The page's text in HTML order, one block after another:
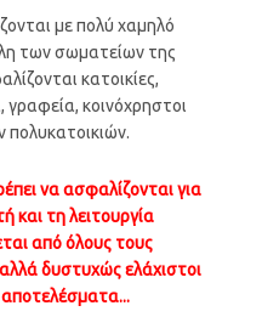
με πολύ χαμηλό
των σωματείων της
κατοικίες,
κοινόχρηστοι
πολυκατοικιών.
να ασφαλίζονται για
και τη λειτουργία
από όλους τους
δυστυχώς ελάχιστοι
αποτελέσματα...